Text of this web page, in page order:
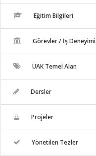
Eğitim Bilgileri
Görevler / İş Deneyimi
ÜAK Temel Alan
Dersler
Projeler
Yönetilen Tezler